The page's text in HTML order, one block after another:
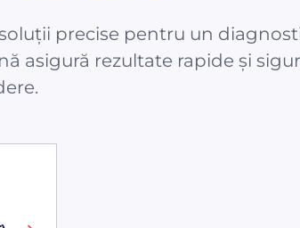
precise pentru un
asigură rezultate rapide și